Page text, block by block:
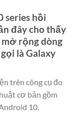
series hồi
đây cho thấy
mở rộng dòng
là Galaxy
trên công cụ đo
cơ bản gồm
10.